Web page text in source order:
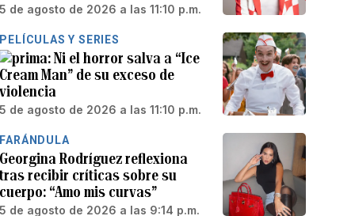
5 de agosto de 2026 a las 11:10 p.m.
PELÍCULAS Y SERIES
Ni el horror salva a “Ice
Cream Man” de su exceso de
violencia
5 de agosto de 2026 a las 11:10 p.m.
FARÁNDULA
Georgina Rodríguez reflexiona
tras recibir críticas sobre su
cuerpo: “Amo mis curvas”
5 de agosto de 2026 a las 9:14 p.m.